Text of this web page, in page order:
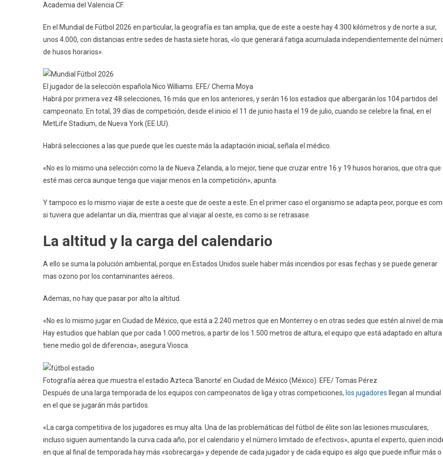
Academia del Valencia CF.
En el Mundial de Fútbol 2026 en particular, la geografía es tan amplia, que de este a oeste hay 4.300 kilómetros y de norte a sur,
unos 4.000, con distancias entre sedes de hasta siete horas, «lo que generará fatiga acumulada independientemente del
de husos horarios».
El jugador de la selección española Nico Williams. EFE/ Chema Moya
Habrá por primera vez 48 selecciones, 16 más que en los anteriores, y serán 16 los estadios que albergarán los 104 partidos del
campeonato. En total, 39 días de competición, desde el inicio el 11 de junio hasta el 19 de julio, cuando se celebre la final, en el
MetLife Stadium, de Nueva York (EE.UU).
Habrá selecciones a las que puede que les cueste más la adaptación inicial, señala el médico.
«No es lo mismo una selección como la de Nueva Zelanda, a lo mejor, tiene que cruzar entre 16 y 19 husos horarios, que otra que
esté mas cerca aunque tenga que viajar menos en la competición», apunta.
Y tampoco es lo mismo viajar de este a oeste que de oeste a este. En el primer caso el organismo se adapta peor, porque es
si tuviera que adelantar un día, mientras que al viajar al oeste, es como si se retrasase.
La altitud y la carga del calendario
A ello se suma la polución ambiental, porque en Estados Unidos suele haber más incendios por esas fechas y se puede generar
mas ozono por los contaminantes aéreos.
Ademas, no hay que pasar por alto la altitud.
«No es lo mismo jugar en Ciudad de México, que está a 2.240 metros que en Monterrey o en otras sedes que estén al nivel de
Hay estudios que hablan que por cada 1.000 metros, a partir de los 1.500 metros de altura, el equipo que está adaptado en altura
tiene medio gol de diferencia», asegura Viosca.
Fotografía aérea que muestra el estadio Azteca ‘Banorte’ en Ciudad de México (México). EFE/ Tomas Pérez
Después de una larga temporada de los equipos con campeonatos de liga y otras competiciones, los jugadores
llegan al mundial
en el que se jugarán más partidos.
«La carga competitiva de los jugadores es muy alta. Una de las problemáticas del fútbol de élite son las lesiones musculares,
incluso siguen aumentando la curva cada año, por el calendario y el número limitado de efectivos», apunta el experto, quien
en que al final de temporada hay más «sobrecarga» y depende de cada jugador y de cada equipo es algo que puede influir más o